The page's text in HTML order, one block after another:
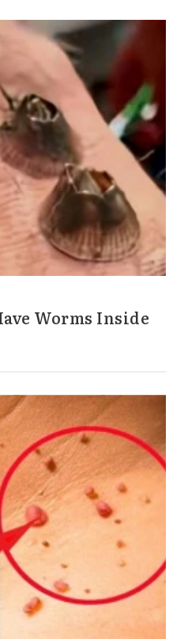
Worms Inside